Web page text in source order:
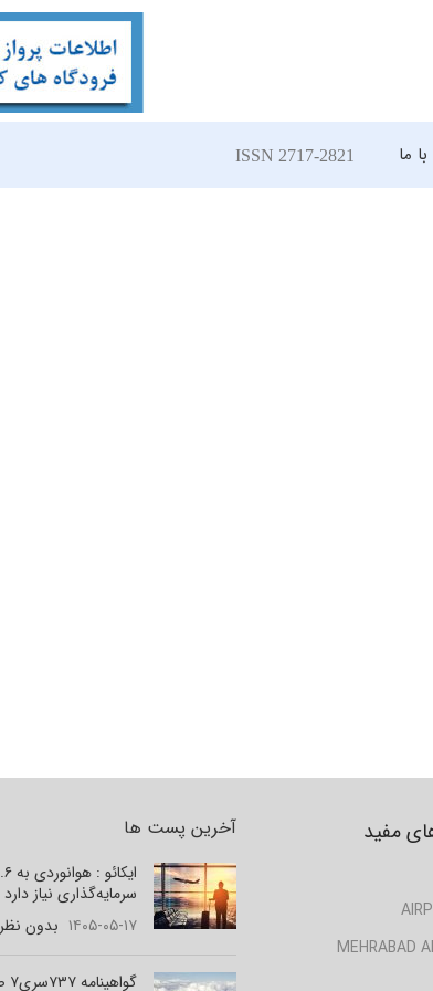
ما ISSN 2717-2821
آخرین پست ها
سرمایه‌گذاری نیاز دارد
۱۴۰۵-۰۵-۱۷ بدون نظر
گواهینامه ۷۳۷سری۷ صادر شد
مفید
MEHRABAD